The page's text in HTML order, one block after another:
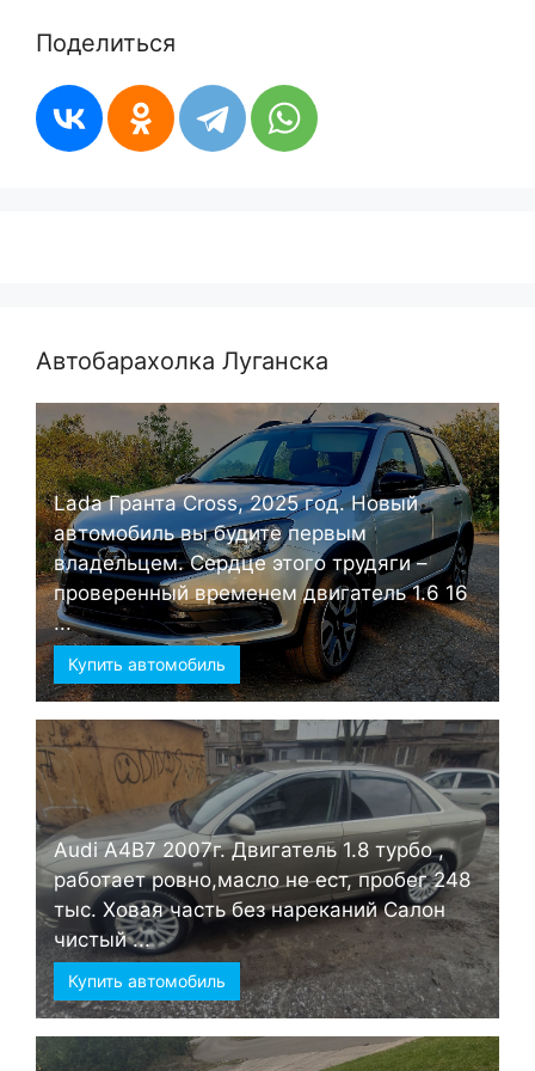
Поделиться
Автобарахолка Луганска
Lada Гранта Cross, 2025 год. Новый
автомобиль вы будите первым
владельцем. Сердце этого трудяги –
проверенный временем двигатель 1.6 16
...
Купить автомобиль
Audi А4B7 2007г. Двигатель 1.8 турбо ,
работает ровно,масло не ест, пробег 248
тыс. Ховая часть без нареканий Салон
чистый ...
Купить автомобиль